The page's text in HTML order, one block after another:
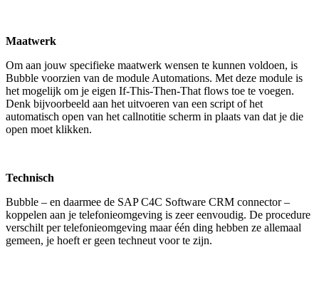
Maatwerk
Om aan jouw specifieke maatwerk wensen te kunnen voldoen, is
Bubble voorzien van de module Automations. Met deze module is
het mogelijk om je eigen If-This-Then-That flows toe te voegen.
Denk bijvoorbeeld aan het uitvoeren van een script of het
automatisch open van het callnotitie scherm in plaats van dat je die
open moet klikken.
Technisch
Bubble – en daarmee de SAP C4C Software CRM connector –
koppelen aan je telefonieomgeving is zeer eenvoudig. De procedure
verschilt per telefonieomgeving maar één ding hebben ze allemaal
gemeen, je hoeft er geen techneut voor te zijn.